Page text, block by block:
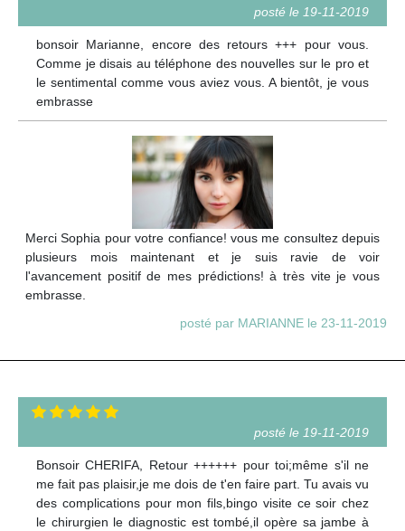
posté le 19-11-2019
bonsoir Marianne, encore des retours +++ pour vous.
Comme je disais au téléphone des nouvelles sur le pro et
le sentimental comme vous aviez vous. A bientôt, je vous
embrasse
Merci Sophia pour votre confiance! vous me consultez depuis
plusieurs mois maintenant et je suis ravie de voir
l'avancement positif de mes prédictions! à très vite je vous
embrasse.
posté par MARIANNE le 23-11-2019
posté le 19-11-2019
Bonsoir CHERIFA, Retour ++++++ pour toi;même s'il ne
me fait pas plaisir,je me dois de t'en faire part. Tu avais vu
des complications pour mon fils,bingo visite ce soir chez
le chirurgien le diagnostic est tombé,il opère sa jambe à